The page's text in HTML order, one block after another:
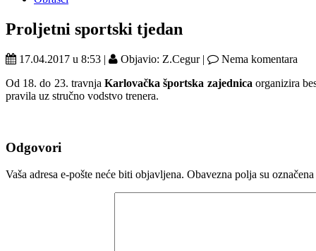
Proljetni sportski tjedan
17.04.2017 u 8:53 | Objavio: Z.Cegur |
Nema komentara
Od 18. do 23. travnjaKarlovačka športska zajednica organizira
pravila uz stručno vodstvo trenera.
Odgovori
Vaša adresa e-pošte neće biti objavljena. Obavezna polja su označena